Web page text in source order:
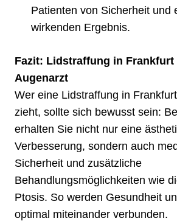
Patienten von Sicherheit und
wirkenden Ergebnis.
Fazit: Lidstraffung in Frankfurt
Augenarzt
Wer eine Lidstraffung in
zieht, sollte sich bewusst sein:
erhalten Sie nicht nur eine
Verbesserung, sondern auch
Sicherheit und zusätzliche
Behandlungsmöglichkeiten wie
Ptosis. So werden Gesundheit
optimal miteinander verbunden.